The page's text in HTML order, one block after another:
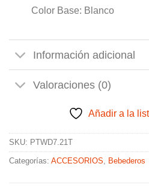
Color Base: Blanco
Información adicional
Valoraciones (0)
Añadir a la
SKU: PTWD7.21T
Categorías: ACCESORIOS, Bebederos